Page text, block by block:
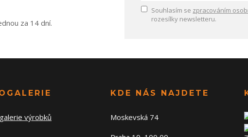
za 14 dní.
Souhlasím se zpracováním
rozesílky newsletteru.
výrobků
KDE NÁS NAJDETE
Moskevská 74